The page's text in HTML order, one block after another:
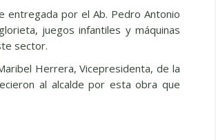
entregada por el Ab. Pedro Antonio
juegos infantiles y máquinas
sector.
Herrera, Vicepresidenta, de la
al alcalde por esta obra que